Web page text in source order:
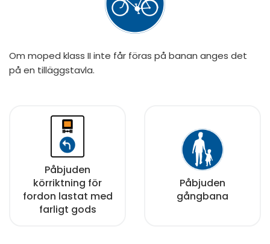
Om moped klass II inte får föras på banan anges det
på en tilläggstavla.
Påbjuden
körriktning för
fordon lastat med
farligt gods
Påbjuden
gångbana